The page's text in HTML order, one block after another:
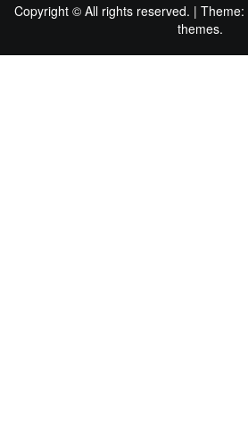
Copyright © All rights reserved. | Theme:
themes.